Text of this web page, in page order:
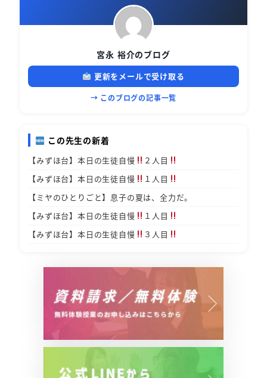
宮永 裕介のブログ
更新をメールで受け取る
→ このブログの記事一覧
この先生の新着
【みずほ台】本日の生徒自慢
２人目
【みずほ台】本日の生徒自慢
１人目
【ミヤのひとりごと】息子の夏は、全力だ。
【みずほ台】本日の生徒自慢
１人目
【みずほ台】本日の生徒自慢
３人目